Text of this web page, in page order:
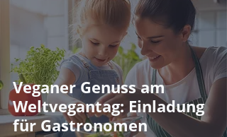
Veganer Genuss am
Weltvegantag: Einladung
für Gastronomen